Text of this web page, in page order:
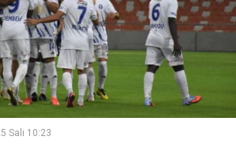
Salı 10:23